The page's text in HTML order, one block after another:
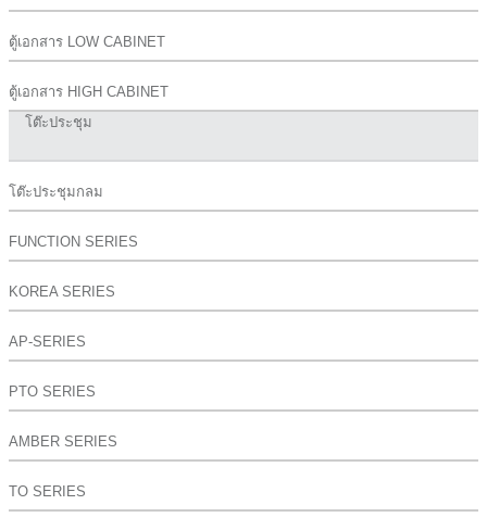
ตู้เอกสาร LOW CABINET
ตู้เอกสาร HIGH CABINET
โต๊ะประชุม
โต๊ะประชุมกลม
FUNCTION SERIES
KOREA SERIES
AP-SERIES
PTO SERIES
AMBER SERIES
TO SERIES